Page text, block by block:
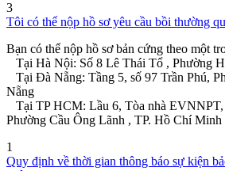
3
Tôi có thể nộp hồ sơ yêu cầu bồi thường
Bạn có thể nộp hồ sơ bản cứng theo một
Tại Hà Nội: Số 8 Lê Thái Tổ , Phường
Tại Đà Nẵng: Tầng 5, số 97 Trần Phú,
Nẵng
Tại TP HCM: Lầu 6, Tòa nhà
Phường Cầu Ông Lãnh , TP. Hồ Chí Minh
1
Quy định về thời gian thông báo sự kiện